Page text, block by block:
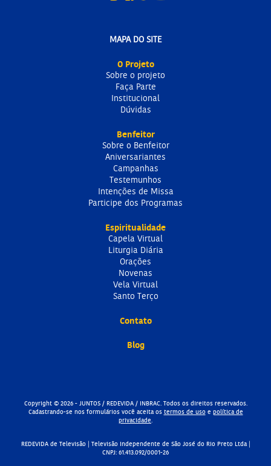
MAPA DO SITE
O Projeto
Sobre o projeto
Faça Parte
Institucional
Dúvidas
Benfeitor
Sobre o Benfeitor
Aniversariantes
Campanhas
Testemunhos
Intenções de Missa
Participe dos Programas
Espiritualidade
Capela Virtual
Liturgia Diária
Orações
Novenas
Vela Virtual
Santo Terço
Contato
Blog
Copyright © 2026 - JUNTOS / REDEVIDA / INBRAC. Todos os direitos reservados.
Cadastrando-se nos formulários você aceita ostermos de usoe política de
privacidade.
REDEVIDA de Televisão | Televisão Independente de São José do Rio Preto Ltda |
CNPJ: 61.413.092/0001-26